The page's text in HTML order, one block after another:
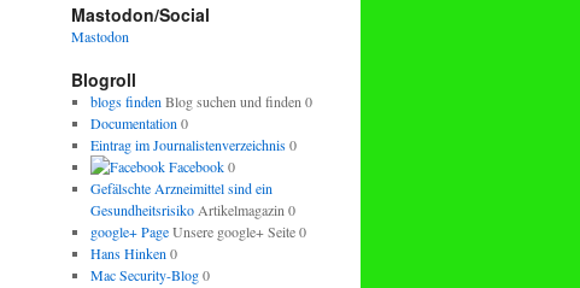
Mastodon/Social
Mastodon
Blogroll
blogs finden Blog suchen und finden 0
Documentation 0
Eintrag im Journalistenverzeichnis0
Facebook0
Gefälschte Arzneimittel sind ein
GesundheitsrisikoArtikelmagazin 0
google+ PageUnsere google+ Seite 0
Hans Hinken 0
Mac Security-Blog0